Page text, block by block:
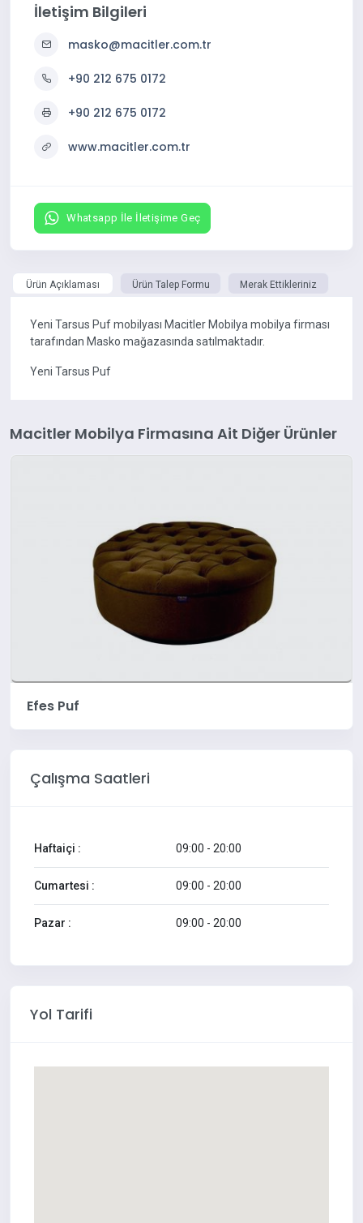
İletişim Bilgileri
masko@macitler.com.tr
+90 212 675 0172
+90 212 675 0172
www.macitler.com.tr
Whatsapp İle İletişime Geç
Ürün Açıklaması Ürün Talep Formu Merak Ettikleriniz
Yeni Tarsus Puf mobilyası Macitler Mobilya mobilya firması
tarafından Masko mağazasında satılmaktadır.
Yeni Tarsus Puf
Macitler Mobilya Firmasına Ait Diğer Ürünler
Efes Puf
Çalışma Saatleri
Haftaiçi : 09:00 - 20:00
Cumartesi : 09:00 - 20:00
Pazar : 09:00 - 20:00
Yol Tarifi